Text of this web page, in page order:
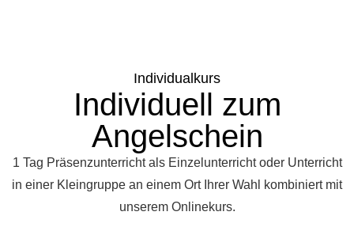
Individualkurs
Individuell zum
Angelschein
1 Tag Präsenzunterricht als Einzelunterricht oder Unterricht
in einer Kleingruppe an einem Ort Ihrer Wahl kombiniert mit
unserem Onlinekurs.